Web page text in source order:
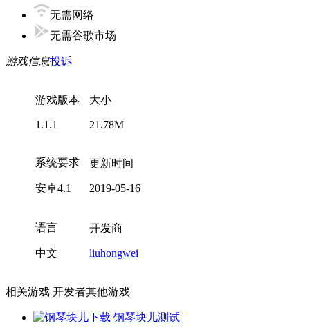
无需网络
无需谷歌市场
游戏信息投诉
游戏版本
1.1.1
大小
21.78M
系统要求
安卓4.1
更新时间
2019-05-16
语言
中文
开发商
liuhongwei
相关游戏 开发者其他游戏
钢琴块儿测试